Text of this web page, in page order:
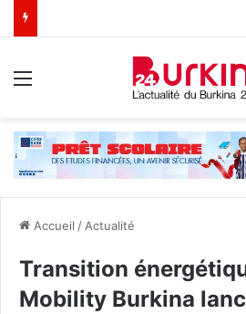
Accueil / Actualité
Transition
Mobility Burkina